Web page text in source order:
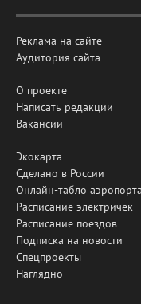
Реклама на сайте
Аудитория сайта
О проекте
Написать редакции
Вакансии
Экокарта
Сделано в России
Онлайн-табло аэропорта
Расписание электричек
Расписание поездов
Подписка на новости
Спецпроекты
Наглядно